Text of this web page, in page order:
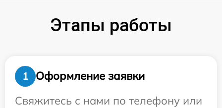
Этапы работы
1
Оформление заявки
Свяжитесь с нами по телефону или